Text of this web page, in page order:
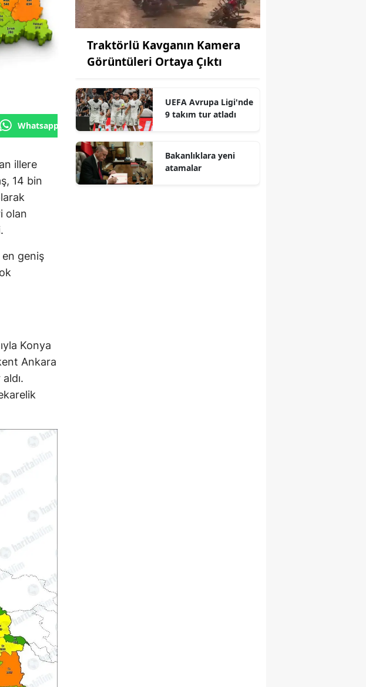
Whatsapp'tan Gönder
illere
14 bin
olan
en geniş
Konya
Ankara
Traktörlü Kavganın Kamera
Görüntüleri Ortaya Çıktı
UEFA Avrupa Ligi'nde
9 takım tur atladı
Bakanlıklara yeni
atamalar